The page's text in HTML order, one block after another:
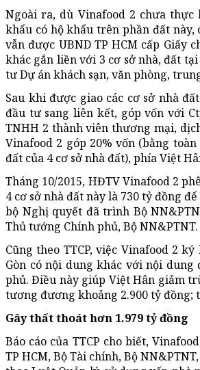
Ngoài ra, dù Vinafood 2 chưa
khẩu có hộ khẩu trên phần đất
vẫn được UBND TP HCM cấp Giấy
khác gắn liền với 3 cơ sở nhà, đất
tư Dự án khách sạn, văn phòng,
Sau khi được giao các cơ sở nhà
đầu tư sang liên kết, góp vốn với
TNHH 2 thành viên thương mại,
Vinafood 2 góp 20% vốn (bằng
đất của 4 cơ sở nhà đất), phía Việt
Tháng 10/2015, HĐTV Vinafood 2
4 cơ sở nhà đất này là 730 tỷ đồng
bộ Nghị quyết đã trình Bộ
Thủ tướng Chính phủ, Bộ NN&PTNT.
Cũng theo TTCP, việc Vinafood 2
Gòn có nội dung khác với nội dung
phủ. Điều này giúp Việt Hân giảm
tương đương khoảng 2.900 tỷ đồng;
Gây thất thoát hơn 1.979 tỷ đồng
Báo cáo của TTCP cho biết,
TP HCM, Bộ Tài chính, Bộ